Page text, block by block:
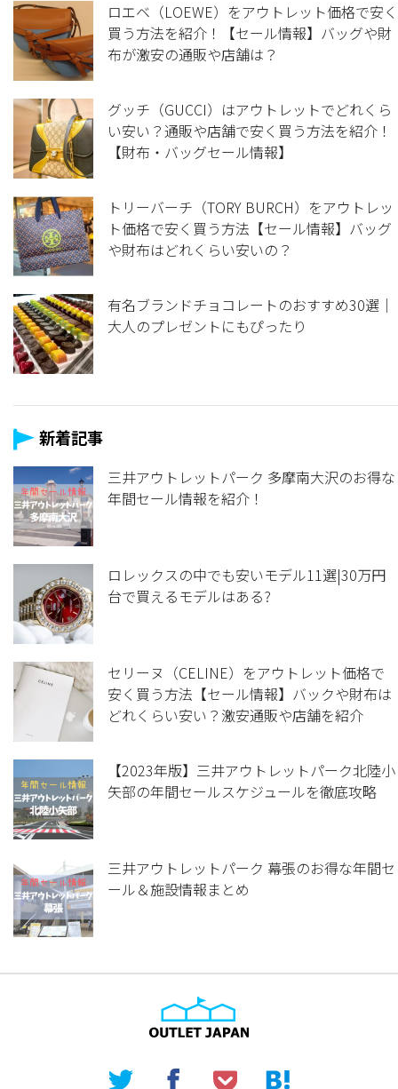
ロエベ（LOEWE）をアウトレット価格で安く
買う方法を紹介！【セール情報】バッグや財
布が激安の通販や店舗は？
グッチ（GUCCI）はアウトレットでどれくら
い安い？通販や店舗で安く買う方法を紹介！
【財布・バッグセール情報】
トリーバーチ（TORY BURCH）をアウトレッ
ト価格で安く買う方法【セール情報】バッグ
や財布はどれくらい安いの？
有名ブランドチョコレートのおすすめ30選｜
大人のプレゼントにもぴったり
新着記事
三井アウトレットパーク 多摩南大沢のお得な
年間セール情報を紹介！
ロレックスの中でも安いモデル11選|30万円
台で買えるモデルはある?
セリーヌ（CELINE）をアウトレット価格で
安く買う方法【セール情報】バックや財布は
どれくらい安い？激安通販や店舗を紹介
【2023年版】三井アウトレットパーク北陸小
矢部の年間セールスケジュールを徹底攻略
三井アウトレットパーク 幕張のお得な年間セ
ール＆施設情報まとめ